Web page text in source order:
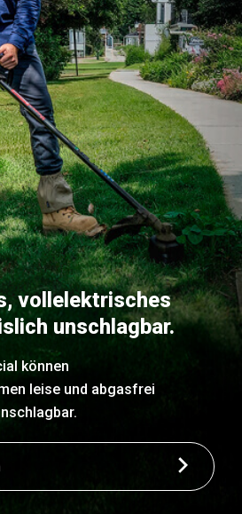
vollelektrisches
unschlagbar.
können
leise und abgasfrei